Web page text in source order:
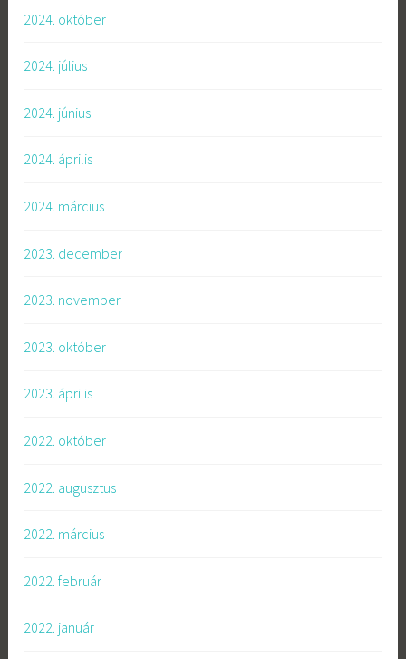
2024. október
2024. július
2024. június
2024. április
2024. március
2023. december
2023. november
2023. október
2023. április
2022. október
2022. augusztus
2022. március
2022. február
2022. január